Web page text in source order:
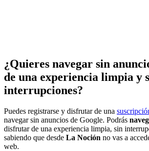
¿Quieres navegar sin
de una experiencia limpia y
interrupciones?
Puedes registrarse y disfrutar de una
navegar sin anuncios de Google. Podrás
disfrutar de una experiencia limpia, sin
sabiendo que desde La Noción no vas a
web.